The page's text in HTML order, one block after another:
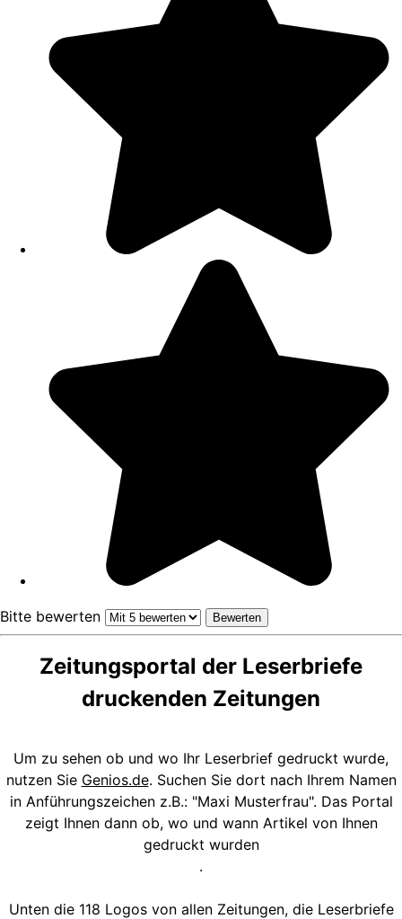
Bitte bewerten
Zeitungsportal der Leserbriefe
druckenden Zeitungen
Um zu sehen ob und wo Ihr Leserbrief gedruckt wurde,
nutzen Sie Genios.de. Suchen Sie dort nach Ihrem Namen
in Anführungszeichen z.B.: "Maxi Musterfrau". Das Portal
zeigt Ihnen dann ob, wo und wann Artikel von Ihnen
gedruckt wurden
.
Unten die 118 Logos von allen Zeitungen, die Leserbriefe